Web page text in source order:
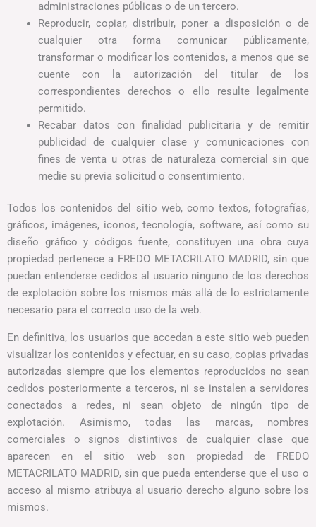
administraciones públicas o de un tercero.
Reproducir, copiar, distribuir, poner a disposición o de
cualquier otra forma comunicar públicamente,
transformar o modificar los contenidos, a menos que se
cuente con la autorización del titular de los
correspondientes derechos o ello resulte legalmente
permitido.
Recabar datos con finalidad publicitaria y de remitir
publicidad de cualquier clase y comunicaciones con
fines de venta u otras de naturaleza comercial sin que
medie su previa solicitud o consentimiento.
Todos los contenidos del sitio web, como textos, fotografías,
gráficos, imágenes, iconos, tecnología, software, así como su
diseño gráfico y códigos fuente, constituyen una obra cuya
propiedad pertenece a FREDO METACRILATO MADRID, sin que
puedan entenderse cedidos al usuario ninguno de los derechos
de explotación sobre los mismos más allá de lo estrictamente
necesario para el correcto uso de la web.
En definitiva, los usuarios que accedan a este sitio web pueden
visualizar los contenidos y efectuar, en su caso, copias privadas
autorizadas siempre que los elementos reproducidos no sean
cedidos posteriormente a terceros, ni se instalen a servidores
conectados a redes, ni sean objeto de ningún tipo de
explotación. Asimismo, todas las marcas, nombres
comerciales o signos distintivos de cualquier clase que
aparecen en el sitio web son propiedad de FREDO
METACRILATO MADRID, sin que pueda entenderse que el uso o
acceso al mismo atribuya al usuario derecho alguno sobre los
mismos.